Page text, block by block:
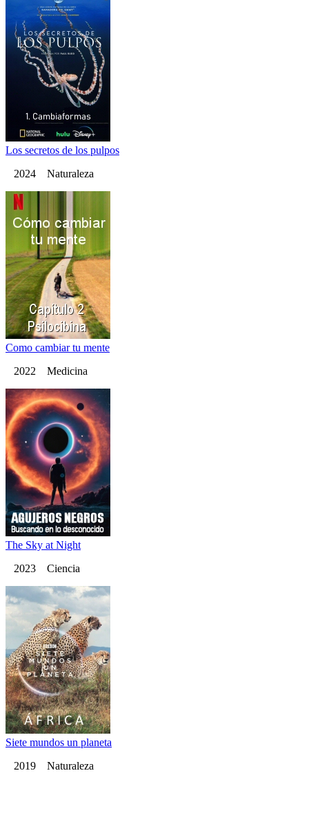
Los secretos de los pulpos
2024 Naturaleza
Como cambiar tu mente
2022 Medicina
The Sky at Night
2023 Ciencia
Siete mundos un planeta
2019 Naturaleza